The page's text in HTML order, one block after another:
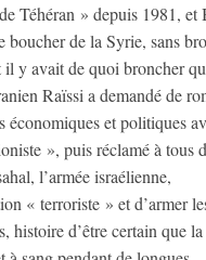
Téhéran » depuis 1981, et
boucher de la Syrie, sans
il y avait de quoi broncher
Raïssi a demandé de
économiques et politiques
», puis réclamé à tous
l’armée israélienne,
« terroriste » et d’armer
histoire d’être certain que